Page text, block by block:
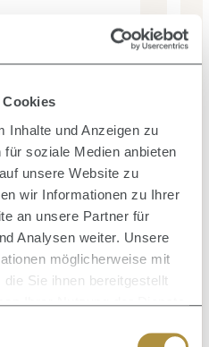
Cookies
Inhalte und Anzeigen zu
soziale Medien anbieten
unsere Website zu
wir Informationen zu Ihrer
an unsere Partner für
Analysen weiter. Unsere
möglicherweise mit
Sie ihnen bereitgestellt
Ihrer Nutzung der Dienste